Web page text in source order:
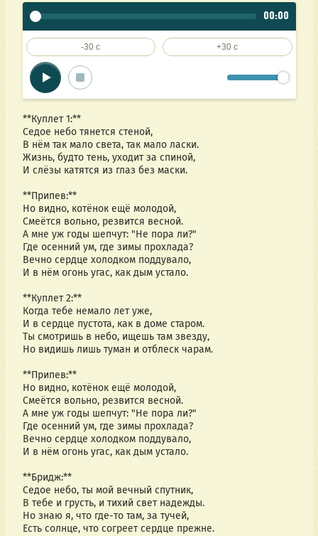
00:00
-30 c +30 c
**Куплет 1:**
Седое небо тянется стеной,
В нём так мало света, так мало ласки.
Жизнь, будто тень, уходит за спиной,
И слёзы катятся из глаз без маски.
**Припев:**
Но видно, котёнок ещё молодой,
Смеётся вольно, резвится весной.
А мне уж годы шепчут: "Не пора ли?"
Где осенний ум, где зимы прохлада?
Вечно сердце холодком поддувало,
И в нём огонь угас, как дым устало.
**Куплет 2:**
Когда тебе немало лет уже,
И в сердце пустота, как в доме старом.
Ты смотришь в небо, ищешь там звезду,
Но видишь лишь туман и отблеск чарам.
**Припев:**
Но видно, котёнок ещё молодой,
Смеётся вольно, резвится весной.
А мне уж годы шепчут: "Не пора ли?"
Где осенний ум, где зимы прохлада?
Вечно сердце холодком поддувало,
И в нём огонь угас, как дым устало.
**Бридж:**
Седое небо, ты мой вечный спутник,
В тебе и грусть, и тихий свет надежды.
Но знаю я, что где-то там, за тучей,
Есть солнце, что согреет сердце прежне.